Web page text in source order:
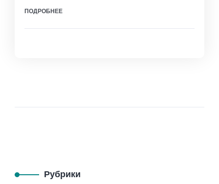
ПОДРОБНЕЕ
Рубрики